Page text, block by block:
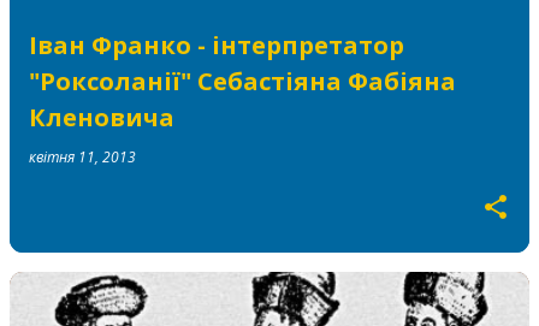
Іван Франко - інтерпретатор
"Роксоланії" Себастіяна Фабіяна
Кленовича
квітня 11, 2013